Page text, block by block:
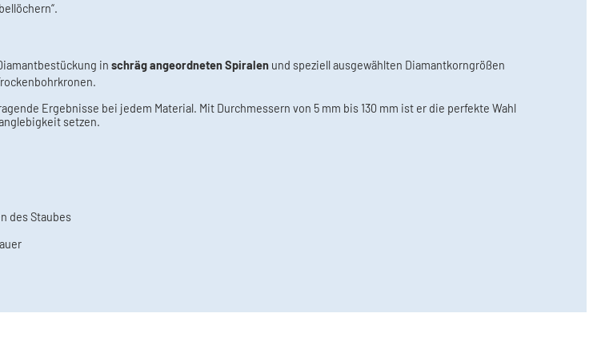
in schräg angeordneten Spiralen und speziell ausgewählten Diamantkorngrößen
Ergebnisse bei jedem Material. Mit Durchmessern von 5 mm bis 130 mm ist er die perfekte Wahl
setzen.
des Staubes